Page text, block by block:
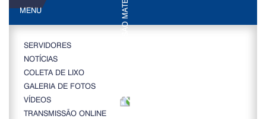
MENU
SERVIDORES
NOTÍCIAS
COLETA DE LIXO
GALERIA DE FOTOS
VÍDEOS
TRANSMISSÃO ONLINE